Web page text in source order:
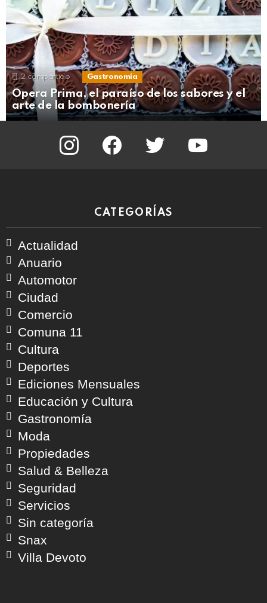
2 compartido Gastronomía
Opera Prima, el paraíso de los sabores y el
arte de la bombonería
instagram facebook twitter
CATEGORÍAS
Actualidad
Anuario
Automotor
Ciudad
Comercio
Comuna 11
Cultura
Deportes
Ediciones Mensuales
Educación y Cultura
Gastronomía
Moda
Propiedades
Salud & Belleza
Seguridad
Servicios
Sin categoría
Snax
Villa Devoto